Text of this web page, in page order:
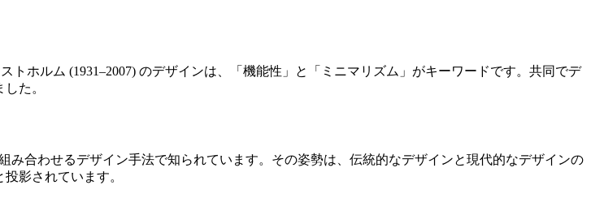
トホルム (1931–2007) のデザインは、「機能性」と「ミニマリズム」がキーワードです。共同でデ
た。
み合わせるデザイン手法で知られています。その姿勢は、伝統的なデザインと現代的なデザインの
影されています。